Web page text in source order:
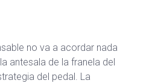
no va a acordar nada
antesala de la franela del
del pedal. La